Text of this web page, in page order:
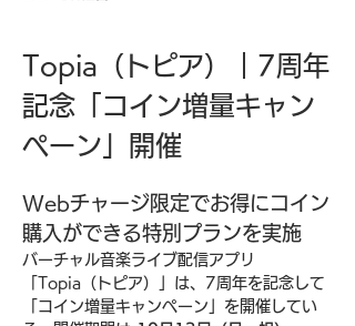
Topia（トピア）｜7周年
記念「コイン増量キャン
ペーン」開催
Webチャージ限定でお得にコイン
購入ができる特別プランを実施
バーチャル音楽ライブ配信アプリ
「Topia（トピア）」は、7周年を記念して
「コイン増量キャンペーン」を開催してい